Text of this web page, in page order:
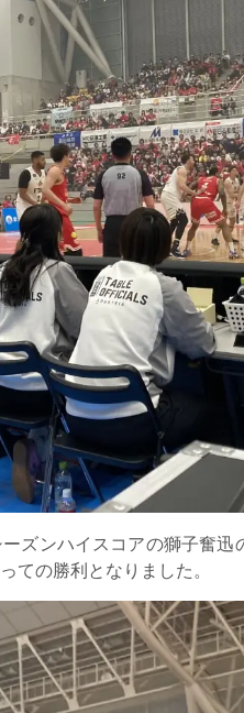
ズンハイスコアの獅子奮
ての勝利となりました。